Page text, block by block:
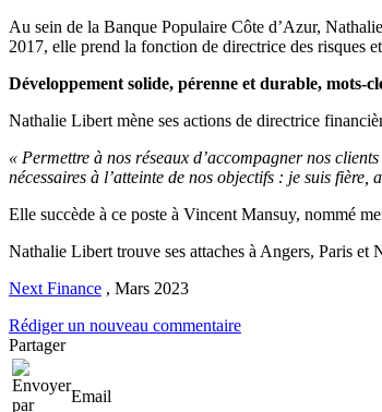
Au sein de la Banque Populaire Côte d’Azur,
2017, elle prend la fonction de directrice des risques
Développement solide, pérenne et durable,
Nathalie Libert mène ses actions de directrice
« Permettre à nos réseaux d’accompagner nos
nécessaires à l’atteinte de nos objectifs : je suis
Elle succède à ce poste à Vincent Mansuy, nommé
Nathalie Libert trouve ses attaches à Angers, Paris et
Next Finance , Mars 2023
Rédiger un nouveau commentaire
Partager
Email